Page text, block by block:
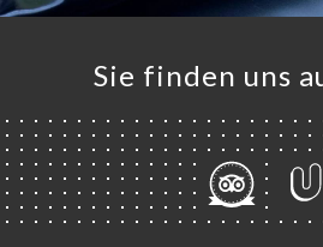
Sie finden uns